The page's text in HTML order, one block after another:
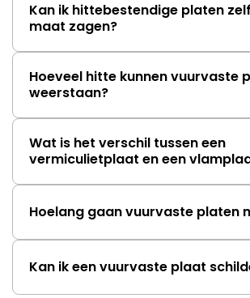
Kan ik hittebestendige platen
maat zagen?
Hoeveel hitte kunnen vuurvaste
weerstaan?
Wat is het verschil tussen een
vermiculietplaat en een
Hoelang gaan vuurvaste platen
Kan ik een vuurvaste plaat